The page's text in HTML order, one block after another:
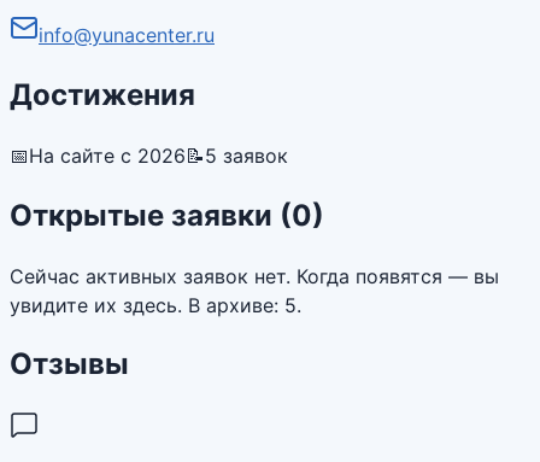
info@yunacenter.ru
Достижения
📅На сайте с 2026📝5 заявок
Открытые заявки (0)
Сейчас активных заявок нет. Когда появятся — вы
увидите их здесь. В архиве: 5.
Отзывы